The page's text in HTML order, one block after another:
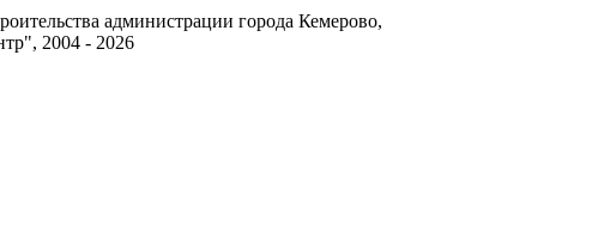
администрации города Кемерово,
2004 - 2026